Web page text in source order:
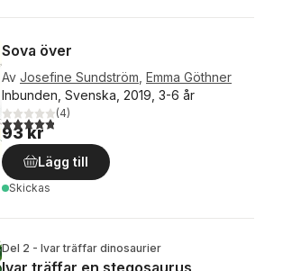
Sova över
Av Josefine Sundström Emma Göthner
Inbunden, Svenska, 2019, 3-6 år
4,8utav 5 stjärnor. Totalt antal röster:
(4)
93 kr
Lägg till
Skickas
Del 2 - Ivar träffar dinosaurier
Ivar träffar en stegosaurus